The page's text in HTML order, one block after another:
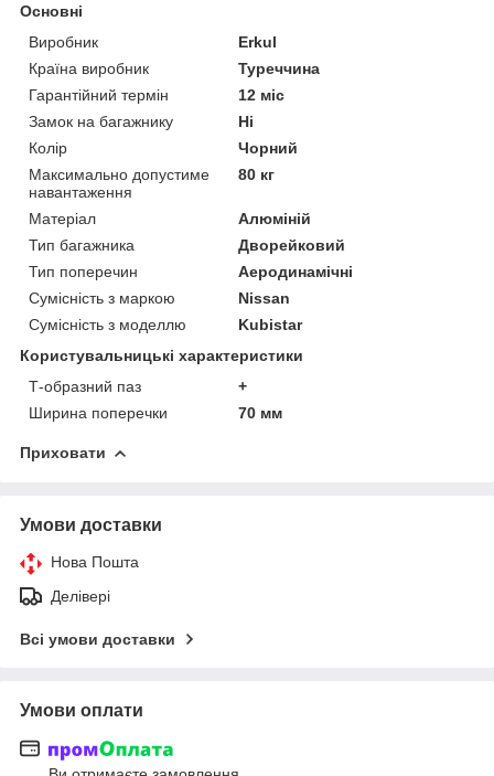
Основні
Виробник
Erkul
Країна виробник
Туреччина
Гарантійний термін
12 міс
Замок на багажнику
Ні
Колір
Чорний
Максимально допустиме
навантаження
80 кг
Матеріал
Алюміній
Тип багажника
Дворейковий
Тип поперечин
Аеродинамічні
Сумісність з маркою
Nissan
Сумісність з моделлю
Kubistar
Користувальницькі характеристики
Т-образний паз
+
Ширина поперечки
70 мм
Приховати
Умови доставки
Нова Пошта
Делівері
Всі умови доставки
Умови оплати